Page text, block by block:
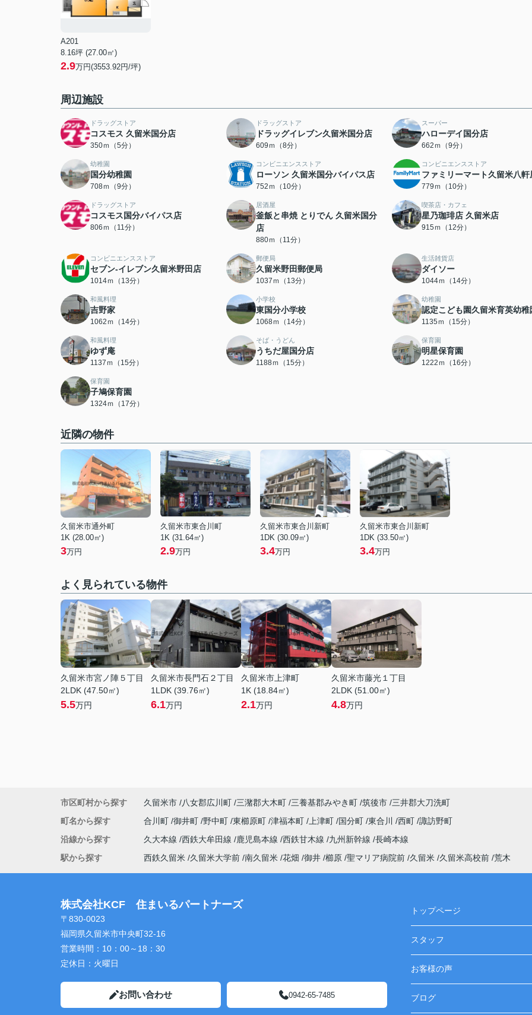
A201
8.16坪 (27.00㎡)
2.9万円(3553.92円/坪)
周辺施設
ドラッグストア
コスモス 久留米国分店
350ｍ（5分）
ドラッグストア
ドラッグイレブン久留米国分店
609ｍ（8分）
スーパー
ハローデイ国分店
662ｍ（9分）
幼稚園
国分幼稚園
708ｍ（9分）
コンビニエンスストア
ローソン 久留米国分バイパス店
752ｍ（10分）
コンビニエンスストア
ファミリーマート久留米八軒
779ｍ（10分）
ドラッグストア
コスモス国分バイパス店
806ｍ（11分）
居酒屋
釜飯と串焼 とりでん 久留米国分
店
880ｍ（11分）
喫茶店・カフェ
星乃珈琲店 久留米店
915ｍ（12分）
コンビニエンスストア
セブン-イレブン久留米野田店
1014ｍ（13分）
郵便局
久留米野田郵便局
1037ｍ（13分）
生活雑貨店
ダイソー
1044ｍ（14分）
和風料理
吉野家
1062ｍ（14分）
小学校
東国分小学校
1068ｍ（14分）
幼稚園
認定こども園久留米育英幼稚
1135ｍ（15分）
和風料理
ゆず庵
1137ｍ（15分）
そば・うどん
うちだ屋国分店
1188ｍ（15分）
保育園
明星保育園
1222ｍ（16分）
保育園
子鳩保育園
1324ｍ（17分）
近隣の物件
久留米市通外町
1K (28.00㎡)
3万円
久留米市東合川町
1K (31.64㎡)
2.9万円
久留米市東合川新町
1DK (30.09㎡)
3.4万円
久留米市東合川新町
1DK (33.50㎡)
3.4万円
よく見られている物件
久留米市宮ノ陣５丁目
2LDK (47.50㎡)
5.5万円
久留米市長門石２丁目
1LDK (39.76㎡)
6.1万円
久留米市上津町
1K (18.84㎡)
2.1万円
久留米市藤光１丁目
2LDK (51.00㎡)
4.8万円
市区町村から探す 久留米市 八女郡広川町 三潴郡大木町 三養基郡みやき町 筑後市 三井郡大刀洗町
町名から探す
合川町 御井町 野中町 東櫛原町 津福本町 上津町 国分町 東合川 西町 諏訪野町
沿線から探す
久大本線 西鉄大牟田線 鹿児島本線 西鉄甘木線 九州新幹線 長崎本線
駅から探す
西鉄久留米 久留米大学前 南久留米 花畑 御井 櫛原 聖マリア病院前 久留米 久留米高校前 荒木
株式会社KCF 住まいるパートナーズ
〒830-0023
福岡県久留米市中央町32-16
営業時間： 10：00～18：30
定休日： 火曜日
お問い合わせ 0942-65-7485
トップページ
スタッフ
お客様の声
ブログ